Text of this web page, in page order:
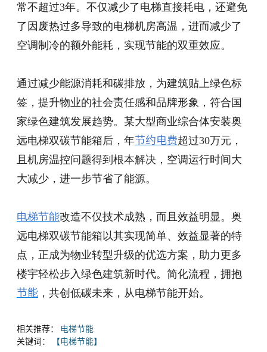
常不超过3年。不仅减少了电梯直接耗电，还避免
了因废热过多导致的电梯机房高温，进而减少了
空调制冷的额外能耗，实现节能的双重效应。
通过减少能源消耗和碳排放，为建筑贴上绿色标
签，提升物业的社会责任感和品牌形象，符合国
家绿色建筑发展趋势。某大型商业综合体安装奥
远电梯双碳节能箱后，年节约电费超过30万元，
且机房温控问题得到根本解决，空调运行时间大
大减少，进一步节省了能源。
电梯节能改造不仅技术成熟，而且效益明显。奥
远电梯双碳节能箱以其实现简单、效益显著的特
点，正成为物业转型升级的优选方案，助力更多
楼宇轻松步入绿色建筑新时代。简化流程，拥抱
节能，共创低碳未来，从电梯节能开始。
相关推荐：
电梯节能
关键词：
【电梯节能】